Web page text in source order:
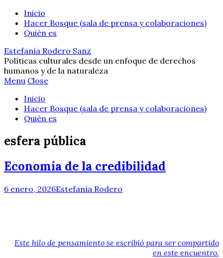
Inicio
Hacer Bosque (sala de prensa y colaboraciones)
Quién es
Estefanía Rodero Sanz
Políticas culturales desde un enfoque de derechos
humanos y de la naturaleza
Menu Close
Inicio
Hacer Bosque (sala de prensa y colaboraciones)
Quién es
esfera pública
Economía de la credibilidad
6 enero, 2026Estefanía Rodero
Este hilo de pensamiento se escribió para ser compartido
en este encuentro.